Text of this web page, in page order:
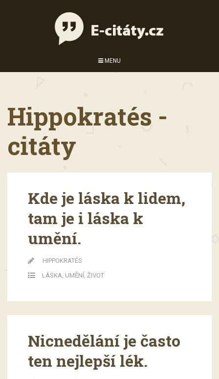
MENU
Hippokratés -
citáty
Kde je láska k lidem,
tam je i láska k
umění.
HIPPOKRATÉS
LÁSKA, UMĚNÍ, ŽIVOT
Nicnedělání je často
ten nejlepší lék.